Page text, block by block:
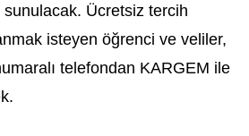
sunulacak. Ücretsiz tercih
isteyen öğrenci ve veliler,
telefondan KARGEM ile